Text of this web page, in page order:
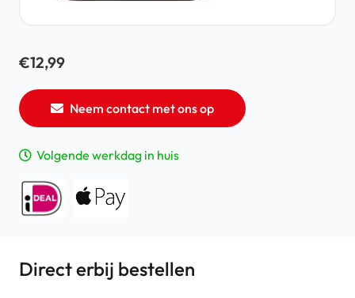
€12,99
Neem contact met ons op
Volgende werkdag in huis
Direct erbij bestellen